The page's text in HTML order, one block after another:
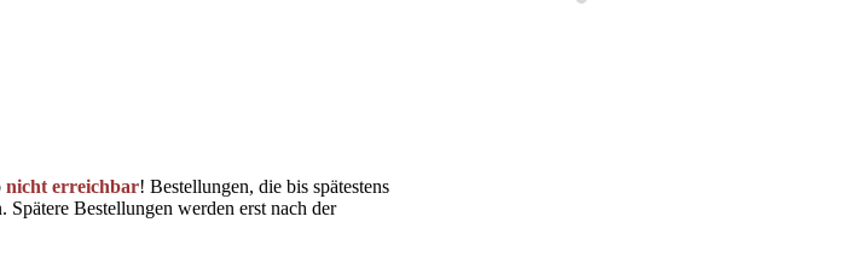
nicht erreichbar! Bestellungen, die bis spätestens
Bestellungen werden erst nach der